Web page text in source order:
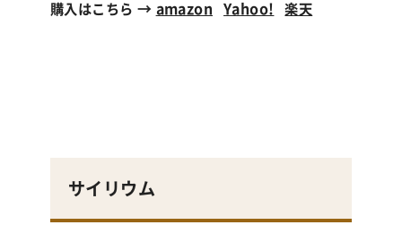
購入はこちら → amazon Yahoo! 楽天
サイリウム